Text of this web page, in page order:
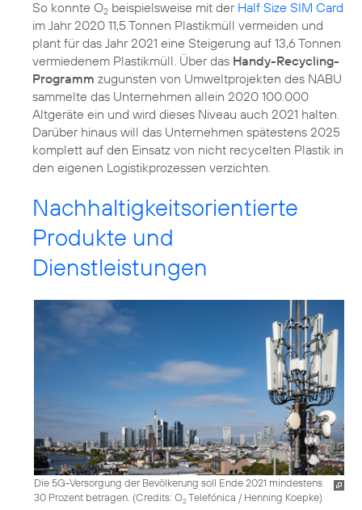
So konnte O2 beispielsweise mit der Half Size SIM Card
im Jahr 2020 11,5 Tonnen Plastikmüll vermeiden und
plant für das Jahr 2021 eine Steigerung auf 13,6 Tonnen
vermiedenem Plastikmüll. Über das Handy-Recycling-
Programm zugunsten von Umweltprojekten des NABU
sammelte das Unternehmen allein 2020 100.000
Altgeräte ein und wird dieses Niveau auch 2021 halten.
Darüber hinaus will das Unternehmen spätestens 2025
komplett auf den Einsatz von nicht recycelten Plastik in
den eigenen Logistikprozessen verzichten.
Nachhaltigkeitsorientierte
Produkte und
Dienstleistungen
Die 5G-Versorgung der Bevölkerung soll Ende 2021 mindestens
30 Prozent betragen. (Credits: O2Telefónica / Henning Koepke)